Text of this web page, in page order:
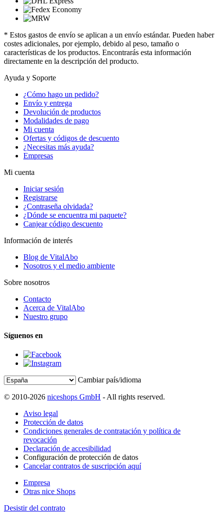
* Estos gastos de envío se aplican a un envío estándar. Pueden haber
costes adicionales, por ejemplo, debido al peso, tamaño o
características de los productos. Encontrarás esta información
directamente en la descripción del producto.
Ayuda y Soporte
¿Cómo hago un pedido?
Envío y entrega
Devolución de productos
Modalidades de pago
Mi cuenta
Ofertas y códigos de descuento
¿Necesitas más ayuda?
Empresas
Mi cuenta
Iniciar sesión
Registrarse
¿Contraseña olvidada?
¿Dónde se encuentra mi paquete?
Canjear código descuento
Información de interés
Blog de VitalAbo
Nosotros y el medio ambiente
Sobre nosotros
Contacto
Acerca de VitalAbo
Nuestro grupo
Síguenos en
Cambiar país/idioma
© 2010-2026 niceshops GmbH - All rights reserved.
Aviso legal
Protección de datos
Condiciones generales de contratación y política de
revocación
Declaración de accesibilidad
Configuración de protección de datos
Cancelar contratos de suscripción aquí
Empresa
Otras nice Shops
Desistir del contrato